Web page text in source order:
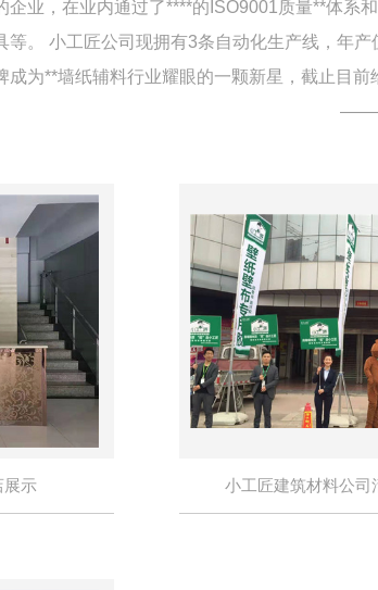
业，在业内通过了****的ISO9001质量**体系
。 小工匠公司现拥有3条自动化生产线，年
为**墙纸辅料行业耀眼的一颗新星，截止目
展示 小工匠建筑材料公司